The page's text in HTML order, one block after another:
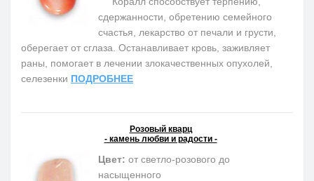
сдержанности, обретению семейного
счастья, лекарство от печали и грусти,
оберегает от сглаза. Останавливает кровь, заживляет
раны, помогает в лечении злокачественных опухолей,
селезенки ПОДРОБНЕЕ
Розовый кварц
- камень любви и радости -
Цвет: от светло-розового до
насыщенного